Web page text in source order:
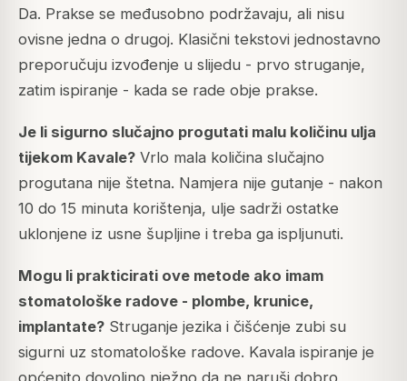
Da. Prakse se međusobno podržavaju, ali nisu
ovisne jedna o drugoj. Klasični tekstovi jednostavno
preporučuju izvođenje u slijedu - prvo struganje,
zatim ispiranje - kada se rade obje prakse.
Je li sigurno slučajno progutati malu količinu ulja
tijekom Kavale? Vrlo mala količina slučajno
progutana nije štetna. Namjera nije gutanje - nakon
10 do 15 minuta korištenja, ulje sadrži ostatke
uklonjene iz usne šupljine i treba ga ispljunuti.
Mogu li prakticirati ove metode ako imam
stomatološke radove - plombe, krunice,
implantate? Struganje jezika i čišćenje zubi su
sigurni uz stomatološke radove. Kavala ispiranje je